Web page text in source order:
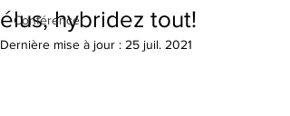
Conférence
élus, hybridez tout!
Dernière mise à jour : 25 juil. 2021